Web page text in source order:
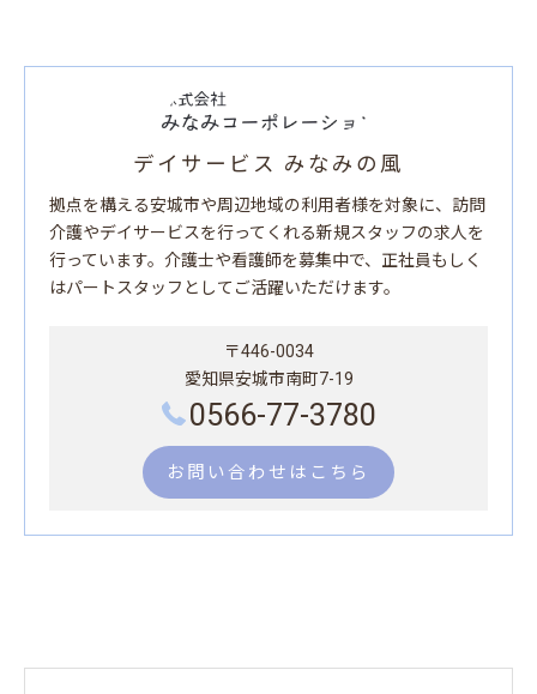
デイサービス みなみの風
拠点を構える安城市や周辺地域の利用者様を対象に、訪問
介護やデイサービスを行ってくれる新規スタッフの求人を
行っています。介護士や看護師を募集中で、正社員もしく
はパートスタッフとしてご活躍いただけます。
〒446-0034
愛知県安城市南町7-19
0566-77-3780
お問い合わせはこちら